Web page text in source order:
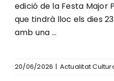
edició de la Festa Major
que tindrà lloc els dies
amb una ...
20/06/2026 | Actualitat